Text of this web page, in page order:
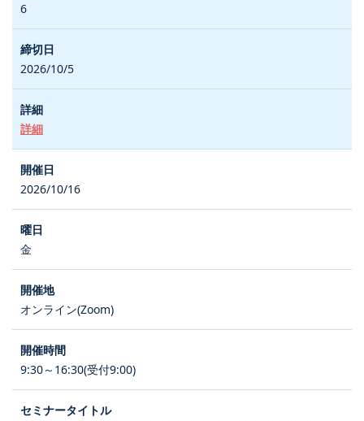
6
2026/10/5
詳細
2026/10/16
金
オンライン(Zoom)
9:30～16:30(受付9:00)